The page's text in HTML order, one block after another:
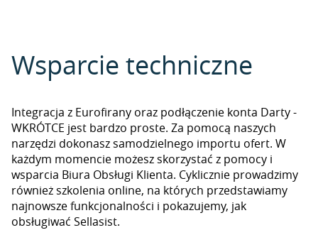
Wsparcie techniczne
Integracja z Eurofirany oraz podłączenie konta Darty -
WKRÓTCE jest bardzo proste. Za pomocą naszych
narzędzi dokonasz samodzielnego importu ofert. W
każdym momencie możesz skorzystać z pomocy i
wsparcia Biura Obsługi Klienta. Cyklicznie prowadzimy
również szkolenia online, na których przedstawiamy
najnowsze funkcjonalności i pokazujemy, jak
obsługiwać Sellasist.